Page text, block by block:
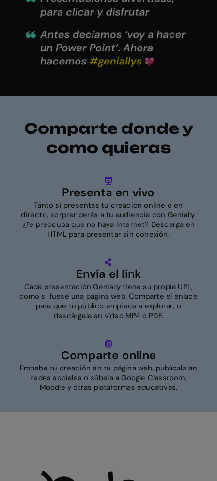
Comparte donde y
como quieras
Presenta en vivo
Tanto si presentas tu creación online o en
directo, sorprenderás a tu audiencia con Genially.
¿Te preocupa que no haya internet? Descarga en
HTML para presentar sin conexión.
Envía el link
Cada presentación Genially tiene su propia URL,
como si fuese una página web. Comparte el enlace
para que tu público empiece a explorar, o
descárgala en vídeo MP4 o PDF.
Comparte online
Embebe tu creación en tu página web, publícala en
redes sociales o súbela a Google Classroom,
Moodle y otras plataformas educativas.